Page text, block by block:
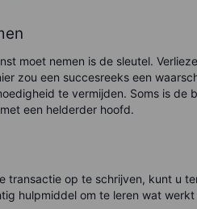
moet nemen is de sleutel.
zou een succesreeks een
te vermijden. Soms is de
een helderder hoofd.
transactie op te schrijven, kunt u
hulpmiddel om te leren wat